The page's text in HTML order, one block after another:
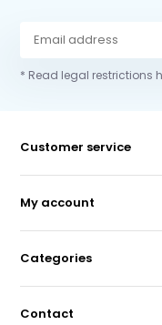
* Read legal restrictions
Customer service
My account
Categories
Contact